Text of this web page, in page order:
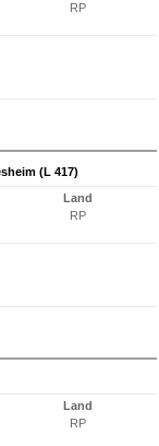
RP
(L 417)
Land
RP
Land
RP